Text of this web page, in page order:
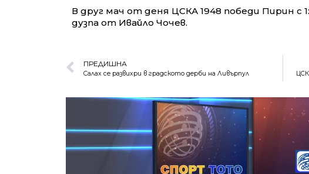
В друг мач от деня ЦСКА 1948 победи Пирин с
дузпа от Ивайло Чочев.
ПРЕДИШНА
Салах се развихри в градското дерби на Ливърпул